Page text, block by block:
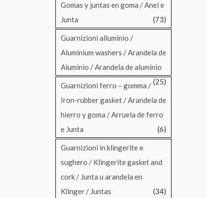
Gomas y juntas en goma / Anel e
Junta
(73)
Guarnizioni alluminio /
Aluminium washers / Arandela de
Aluminio / Arandela de aluminio
(25)
Guarnizioni ferro – gomma /
Iron-rubber gasket / Arandela de
hierro y goma / Arruela de ferro
e Junta
(6)
Guarnizioni in klingerite e
sughero / Klingerite gasket and
cork / Junta u arandela en
Klinger / Juntas
(34)